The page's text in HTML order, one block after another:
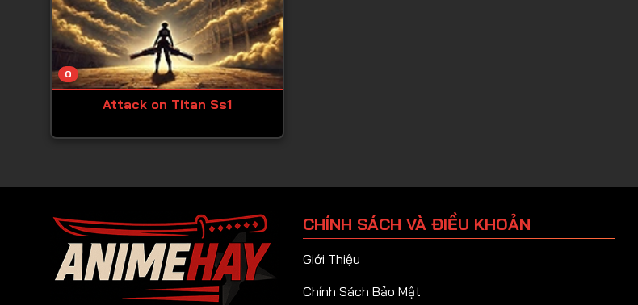
0
Attack on Titan Ss1
CHÍNH SÁCH VÀ ĐIỀU KHOẢN
Giới Thiệu
Chính Sách Bảo Mật